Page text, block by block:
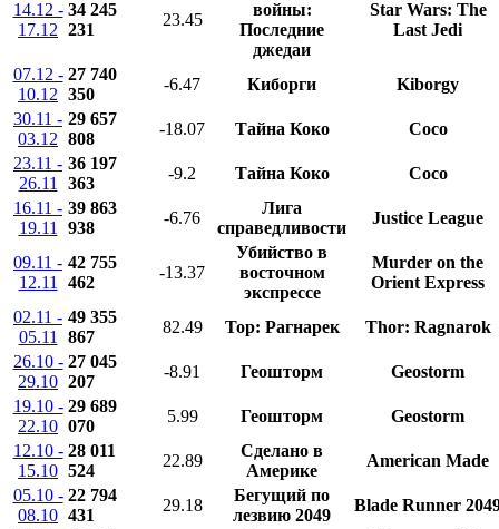
14.12 -
17.12
34 245
231
23.45
войны:
Последние
джедаи
Star Wars: The
Last Jedi
07.12 -
10.12
27 740
350
-6.47 Киборги
Kiborgy
30.11 -
03.12
29 657
808
-18.07 Тайна Коко
Coco
23.11 -
26.11
36 197
363
-9.2 Тайна Коко
Coco
16.11 -
19.11
39 863
938
-6.76
Лига
справедливости
Justice League
09.11 -
12.11
42 755
462
-13.37
Убийство в
восточном
экспрессе
Murder on the
Orient Express
02.11 -
05.11
49 355
867
82.49 Тор: Рагнарек
Thor: Ragnarok
26.10 -
29.10
27 045
207
-8.91 Геошторм
Geostorm
19.10 -
22.10
29 689
070
5.99 Геошторм
Geostorm
12.10 -
15.10
28 011
524
22.89
Сделано в
Америке
American Made
05.10 -
08.10
22 794
431
29.18
Бегущий по
лезвию 2049
Blade Runner